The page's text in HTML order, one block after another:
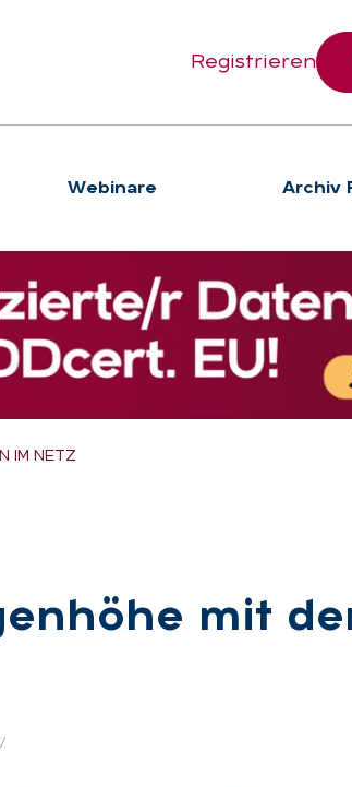
Registrieren
We­bi­na­re Archiv
IM NETZ
mit